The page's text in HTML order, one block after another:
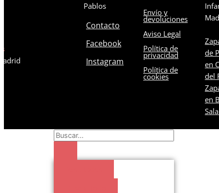
Pablos
Contacto
Facebook
Instagram
Envío y
devoluciones
Aviso Legal
Política de
privacidad
Política de
cookies
de
en
del
en
Search